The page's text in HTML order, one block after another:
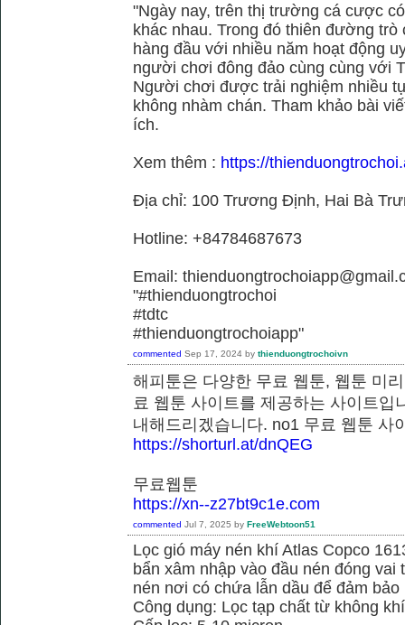
"Ngày nay, trên thị trường cá cược
khác nhau. Trong đó thiên đường
hàng đầu với nhiều năm hoạt động
người chơi đông đảo cùng cùng với
Người chơi được trải nghiệm nhiều
không nhàm chán. Tham khảo bài
ích.
Xem thêm : https://
Địa chỉ: 100 Trương Định, Hai Bà
Hotline: +84784687673
Email:
"#thienduongtrochoi
#tdtc
#thienduongtrochoiapp"
commented Sep 17, 2024 by thienduongtrochoivn
해피툰은 다양한 무료 웹툰, 웹툰 미
료 웹툰 사이트를 제공하는 사이트
내해드리겠습니다. no1 무료 웹
https://shorturl.at/dnQEG
무료웹툰
https://xn--z27bt9c1e.com
commented Jul 7, 2025 by FreeWebtoon51
Lọc gió máy nén khí Atlas Copco
bẩn xâm nhập vào đầu nén đóng
nén nơi có chứa lẫn dầu để đảm
Công dụng: Lọc tạp chất từ không